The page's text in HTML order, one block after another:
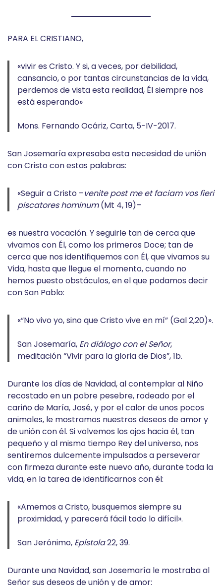
PARA EL CRISTIANO,
«vivir es Cristo. Y si, a veces, por debilidad,
cansancio, o por tantas circunstancias de la vida,
perdemos de vista esta realidad, Él siempre nos
está esperando»
Mons. Fernando Ocáriz, Carta, 5-IV-2017.
San Josemaría expresaba esta necesidad de unión
con Cristo con estas palabras:
«Seguir a Cristo –venite post me et faciam vos fieri
piscatores hominum(Mt 4, 19)–
es nuestra vocación. Y seguirle tan de cerca que
vivamos con Él, como los primeros Doce; tan de
cerca que nos identifiquemos con Él, que vivamos su
Vida, hasta que llegue el momento, cuando no
hemos puesto obstáculos, en el que podamos decir
con San Pablo:
«“No vivo yo, sino que Cristo vive en mí” (Gal 2,20)».
San Josemaría, En diálogo con el Señor,
meditación “Vivir para la gloria de Dios”, 1b.
Durante los días de Navidad, al contemplar al Niño
recostado en un pobre pesebre, rodeado por el
cariño de María, José, y por el calor de unos pocos
animales, le mostramos nuestros deseos de amor y
de unión con él. Si volvemos los ojos hacia él, tan
pequeño y al mismo tiempo Rey del universo, nos
sentiremos dulcemente impulsados a perseverar
con firmeza durante este nuevo año, durante toda la
vida, en la tarea de identificarnos con él:
«Amemos a Cristo, busquemos siempre su
proximidad, y parecerá fácil todo lo difícil».
San Jerónimo, Epístola22, 39.
Durante una Navidad, san Josemaría le mostraba al
Señor sus deseos de unión y de amor: